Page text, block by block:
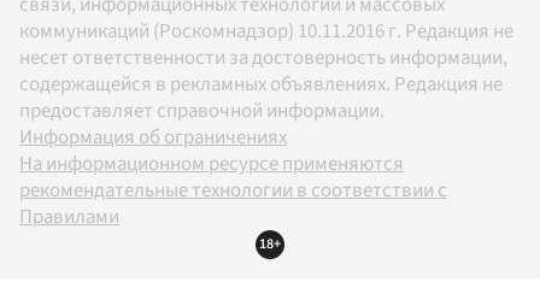
коммуникаций (Роскомнадзор) 10.11.2016 г. Редакция не
несет ответственности за достоверность информации,
содержащейся в рекламных объявлениях. Редакция не
предоставляет справочной информации.
Информация об ограничениях
На информационном ресурсе применяются
рекомендательные технологии в соответствии с
Правилами
18+